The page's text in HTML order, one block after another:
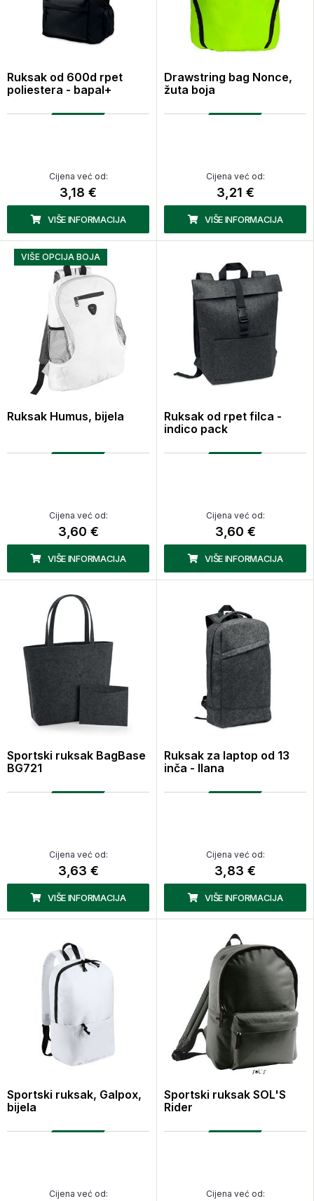
Ruksak od 600d rpet
poliestera - bapal+
Cijena već od:
3,18 €
VIŠE INFORMACIJA
Drawstring bag Nonce,
žuta boja
Cijena već od:
3,21 €
VIŠE INFORMACIJA
VIŠE OPCIJA BOJA
Ruksak Humus, bijela
Cijena već od:
3,60 €
VIŠE INFORMACIJA
Ruksak od rpet filca -
indico pack
Cijena već od:
3,60 €
VIŠE INFORMACIJA
Sportski ruksak BagBase
BG721
Cijena već od:
3,63 €
VIŠE INFORMACIJA
Ruksak za laptop od 13
inča - llana
Cijena već od:
3,83 €
VIŠE INFORMACIJA
Sportski ruksak, Galpox,
bijela
Cijena već od:
Sportski ruksak SOL'S
Rider
Cijena već od: